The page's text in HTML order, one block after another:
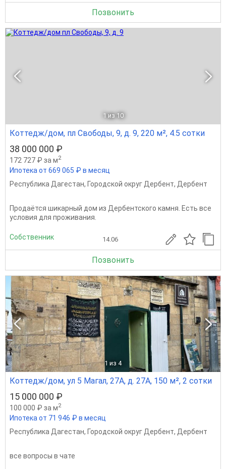
Позвонить
1 из 10
Коттедж/дом, пл Свободы, 9, д. 9, 220 м², 4.5 сотки
38 000 000 ₽
172 727 ₽ за м2
Ипотека от 669 065 ₽ в месяц
Республика Дагестан, Городской округ Дербент, Дербент
Продаётся шикарный дом из Дербентского камня. Есть все
условия для проживания.
Собственник 14.06
Позвонить
1 из 4
Коттедж/дом, ул 5 Магал, 27А, д. 27А, 150 м², 2 сотки
15 000 000 ₽
100 000 ₽ за м2
Ипотека от 71 946 ₽ в месяц
Республика Дагестан, Городской округ Дербент, Дербент
все вопросы в чате